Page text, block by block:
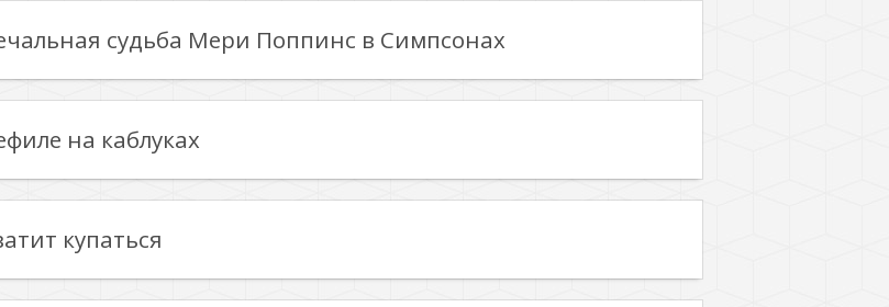
судьба Мери Поппинс в Симпсонах
на каблуках
купаться